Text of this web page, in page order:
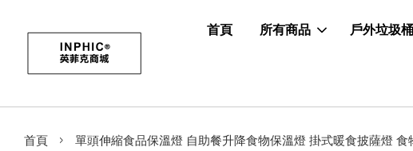
首頁 所有商品 戶外垃圾桶
首頁 › 單頭伸縮食品保溫燈 自助餐升降食物保溫燈 掛式暖食披薩燈